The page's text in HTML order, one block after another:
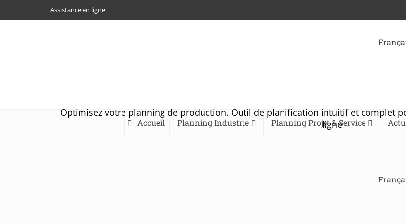
Assistance en ligne
Optimisez votre planning de production. Outil de planification intuitif et complet
ligne
Accueil Planning Industrie Planning Projet & Service